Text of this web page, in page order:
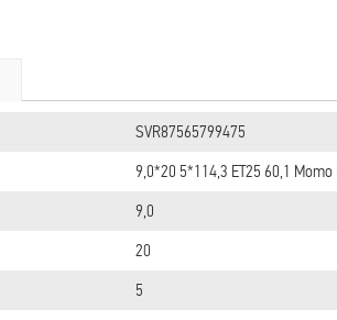
SVR87565799475
9,0*20 5*114,3 ET25 60,1
9,0
20
5